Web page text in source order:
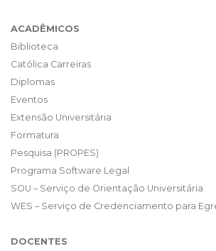
ACADÊMICOS
Biblioteca
Católica Carreiras
Diplomas
Eventos
Extensão Universitária
Formatura
Pesquisa (PROPES)
Programa Software Legal
SOU – Serviço de Orientação Universitária
WES – Serviço de Credenciamento para
DOCENTES